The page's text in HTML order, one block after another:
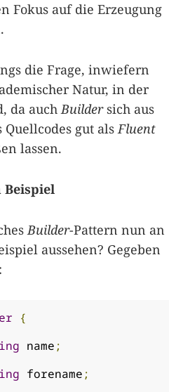
Fokus auf die Erzeugung
die Frage, inwiefern
Natur, in der
da auch Buildersich aus
Quellcodes gut als Fluent
lassen.
Builder-Pattern nun an
aussehen? Gegeben
{
name ;
forename ;